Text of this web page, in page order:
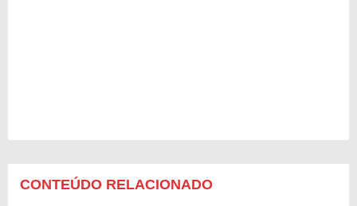
CONTEÚDO RELACIONADO